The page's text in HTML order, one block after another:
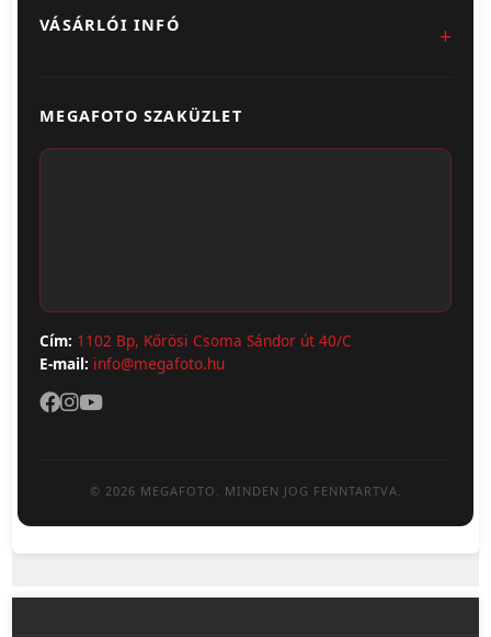
Fotókidolgozás
Poszter & Falikép
Fotónaptár
VÁSÁRLÓI INFÓ
Szállítás & Fizetés
MEGAFOTO SZAKÜZLET
Cím: 1102 Bp, Kőrösi Csoma Sándor út 40/C
E-mail: info@megafoto.hu
© 2026 MEGAFOTO. MINDEN JOG FENNTARTVA.